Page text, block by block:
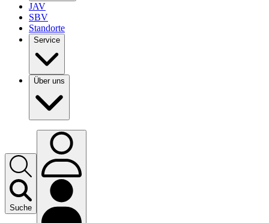
JAV
SBV
Standorte
Service
Über uns
Suche